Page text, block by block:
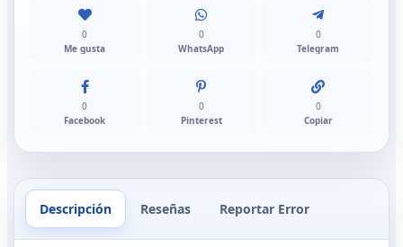
0
Me gusta
0
WhatsApp
0
Telegram
0
Facebook
0
Pinterest
0
Copiar
Descripción Reseñas Reportar Error